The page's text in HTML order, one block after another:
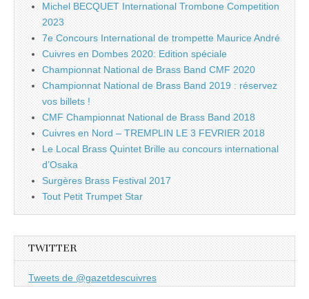
Michel BECQUET International Trombone Competition
2023
7e Concours International de trompette Maurice André
Cuivres en Dombes 2020: Edition spéciale
Championnat National de Brass Band CMF 2020
Championnat National de Brass Band 2019 : réservez
vos billets !
CMF Championnat National de Brass Band 2018
Cuivres en Nord – TREMPLIN LE 3 FEVRIER 2018
Le Local Brass Quintet Brille au concours international
d’Osaka
Surgères Brass Festival 2017
Tout Petit Trumpet Star
TWITTER
Tweets de @gazetdescuivres